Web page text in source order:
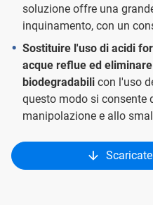
soluzione offre una
inquinamento, con un
Sostituire l'uso di acidi
acque reflue ed
biodegradabili con l'uso
questo modo si consente
manipolazione e allo